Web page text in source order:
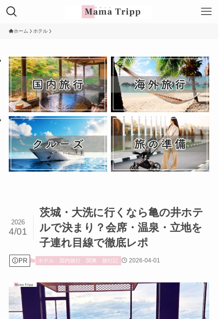
ホーム ホテル
茨城・大洗に行くなら亀の井ホテ
ルで決まり？会席・温泉・立地を
子連れ目線で徹底レポ
2026
4/01
PR ホテル 国内旅行 関東 旅行記 2026-04-01